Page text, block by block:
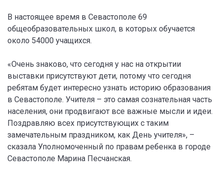
В настоящее время в Севастополе 69
общеобразовательных школ, в которых обучается
около 54000 учащихся.
«Очень знаково, что сегодня у нас на открытии
выставки присутствуют дети, потому что сегодня
ребятам будет интересно узнать историю образования
в Севастополе. Учителя – это самая сознательная часть
населения, они продвигают все важные мысли и идеи.
Поздравляю всех присутствующих с таким
замечательным праздником, как День учителя», –
сказала Уполномоченный по правам ребенка в городе
Севастополе Марина Песчанская.